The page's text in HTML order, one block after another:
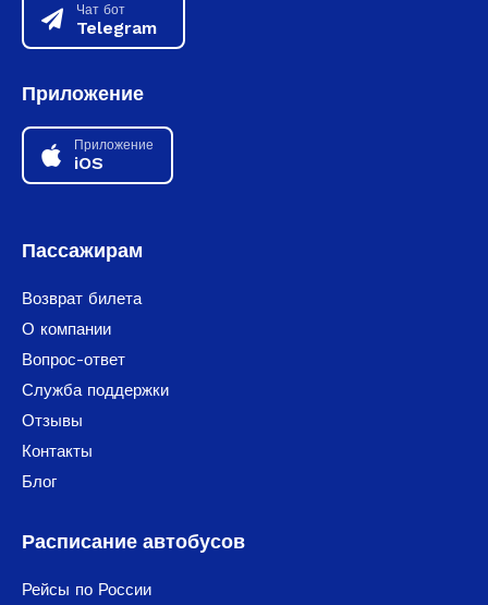
Чат бот
Telegram
Приложение
Приложение
iOS
Пассажирам
Возврат билета
О компании
Вопрос-ответ
Служба поддержки
Отзывы
Контакты
Блог
Расписание автобусов
Рейсы по России